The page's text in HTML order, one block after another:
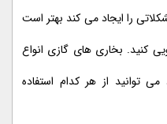
را ایجاد می کند بهتر است
کنید. بخاری های گازی انواع
توانید از هر کدام استفاده